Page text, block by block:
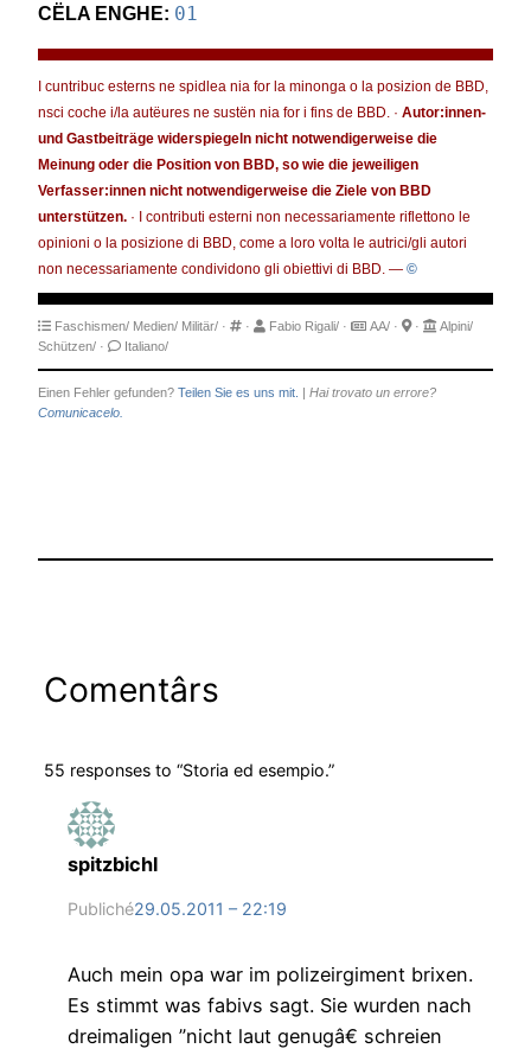
CËLA ENGHE: 01
I cuntribuc esterns ne spidlea nia for la minonga o la posizion de BBD,
nsci coche i/la autëures ne sustën nia for i fins de BBD. · Autor:innen-
und Gastbeiträge widerspiegeln nicht notwendigerweise die
Meinung oder die Position von BBD, so wie die jeweiligen
Verfasser:innen nicht notwendigerweise die Ziele von BBD
unterstützen. · I contributi esterni non necessariamente riflettono le
opinioni o la posizione di BBD, come a loro volta le autrici/gli autori
non necessariamente condividono gli obiettivi di BBD. — ©
Faschismen/ Medien/ Militär/ · · Fabio Rigali/ · AA/ · ·
Alpini/
Schützen/ · Italiano/
Einen Fehler gefunden? Teilen Sie es uns mit. | Hai trovato un errore?
Comunicacelo.
Comentârs
55 responses to “Storia ed esempio.”
spitzbichl
Publiché29.05.2011 – 22:19
Auch mein opa war im polizeirgiment brixen.
Es stimmt was fabivs sagt. Sie wurden nach
dreimaligen ”nicht laut genugâ€ schreien